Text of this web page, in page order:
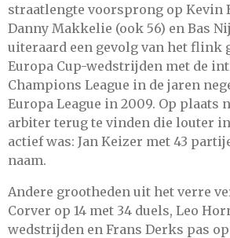
straatlengte voorsprong op Kevin
Danny Makkelie (ook 56) en Bas
uiteraard een gevolg van het flink
Europa Cup-wedstrijden met de
Champions League in de jaren
Europa League in 2009. Op plaats
arbiter terug te vinden die louter
actief was: Jan Keizer met 43
naam.
Andere grootheden uit het verre
Corver op 14 met 34 duels, Leo
wedstrijden en Frans Derks pas op